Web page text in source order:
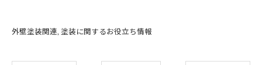
外壁塗装関連 塗装に関するお役立ち情報